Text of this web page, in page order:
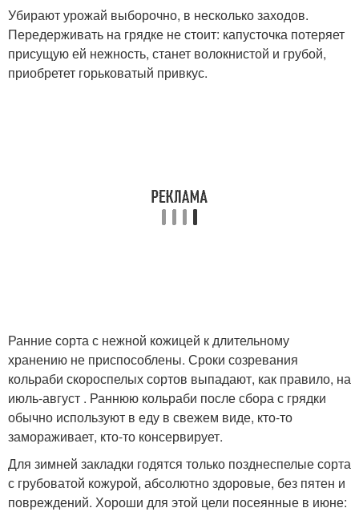
Убирают урожай выборочно, в несколько заходов.
Передерживать на грядке не стоит: капусточка потеряет
присущую ей нежность, станет волокнистой и грубой,
приобретет горьковатый привкус.
Ранние сорта с нежной кожицей к длительному
хранению не приспособлены. Сроки созревания
кольраби скороспелых сортов выпадают, как правило, на
июль-август . Раннюю кольраби после сбора с грядки
обычно используют в еду в свежем виде, кто-то
замораживает, кто-то консервирует.
Для зимней закладки годятся только позднеспелые сорта
с грубоватой кожурой, абсолютно здоровые, без пятен и
повреждений. Хороши для этой цели посеянные в июне: